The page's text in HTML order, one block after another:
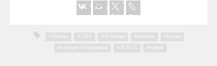
Украина США 28 ноября агитпроп Россия
Агитация и Пропаганда 28.11.15 турция